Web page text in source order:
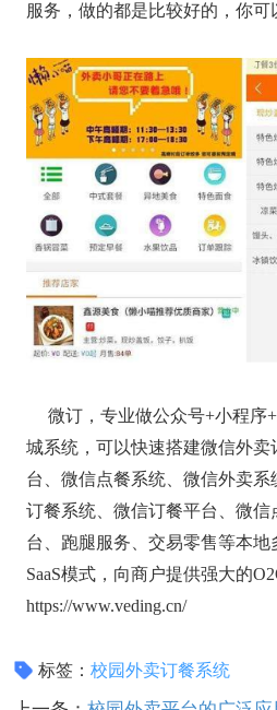
服务，做的都是比较好的，你可
微订，专业做公众号+小程序
城系统，可以快速搭建微信外
台、微信点餐系统、微信外卖
订餐系统、微信订餐平台、微
台、跑腿服务、交易零售等本
SaaS模式，向商户提供强大的
https://www.veding.cn/
标签：校园外卖订餐系统